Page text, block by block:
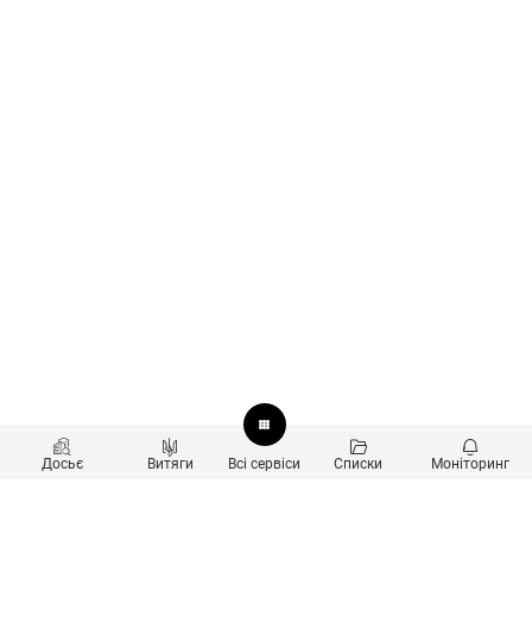
Досьє Витяги Всі сервіси Списки Моніторинг